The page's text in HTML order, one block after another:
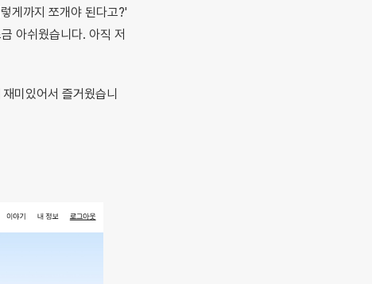
게까지 쪼개야 된다고?'
아쉬웠습니다. 아직 저
미있어서 즐거웠습니